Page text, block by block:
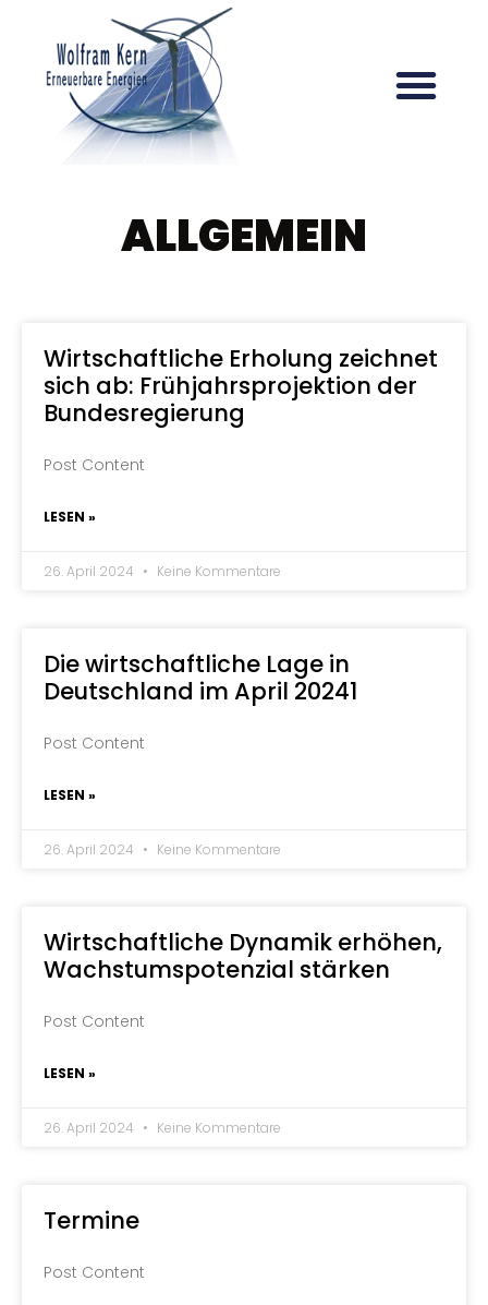
ALLGEMEIN
Wirtschaftliche Erholung zeichnet
sich ab: Frühjahrsprojektion der
Bundesregierung
Post Content
LESEN »
26. April 2024 Keine Kommentare
Die wirtschaftliche Lage in
Deutschland im April 20241
Post Content
LESEN »
26. April 2024 Keine Kommentare
Wirtschaftliche Dynamik erhöhen,
Wachstumspotenzial stärken
Post Content
LESEN »
26. April 2024 Keine Kommentare
Termine
Post Content